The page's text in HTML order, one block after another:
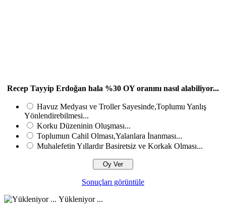
Recep Tayyip Erdoğan hala %30 OY oranını nasıl alabiliyor...
Havuz Medyası ve Troller Sayesinde,Toplumu Yanlış
Yönlendirebilmesi...
Korku Düzeninin Oluşması...
Toplumun Cahil Olması,Yalanlara İnanması...
Muhalefetin Yıllardır Basiretsiz ve Korkak Olması...
Sonuçları görüntüle
Yükleniyor ...